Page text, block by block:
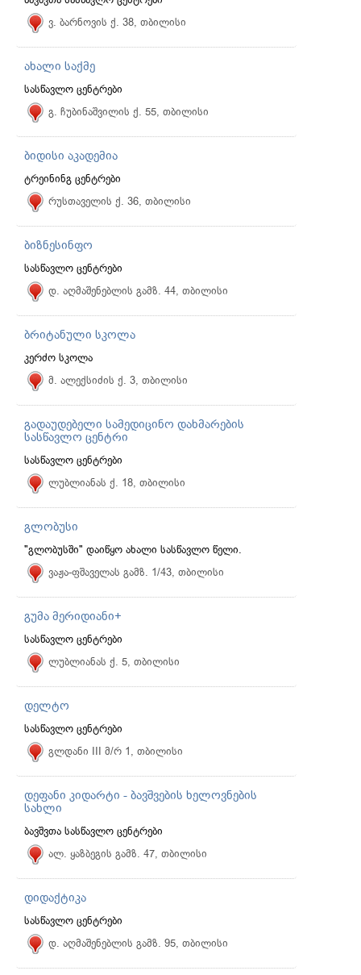
ვ. ბარნოვის ქ. 38, თბილისი
ახალი საქმე
სასწავლო ცენტრები
გ. ჩუბინაშვილის ქ. 55, თბილისი
ბიდისი აკადემია
ტრეინინგ ცენტრები
რუსთაველის ქ. 36, თბილისი
ბიზნესინფო
სასწავლო ცენტრები
დ. აღმაშენებლის გამზ. 44, თბილისი
ბრიტანული სკოლა
კერძო სკოლა
მ. ალექსიძის ქ. 3, თბილისი
გადაუდებელი სამედიცინო დახმარების
სასწავლო ცენტრი
სასწავლო ცენტრები
ლუბლიანას ქ. 18, თბილისი
გლობუსი
"გლობუსში" დაიწყო ახალი სასწავლო წელი.
ვაჟა-ფშაველას გამზ. 1/43, თბილისი
გუმა მერიდიანი+
სასწავლო ცენტრები
ლუბლიანას ქ. 5, თბილისი
დელტო
სასწავლო ცენტრები
გლდანი III მ/რ 1, თბილისი
დეფანი კიდარტი - ბავშვების ხელოვნების
სახლი
ბავშვთა სასწავლო ცენტრები
ალ. ყაზბეგის გამზ. 47, თბილისი
დიდაქტიკა
სასწავლო ცენტრები
დ. აღმაშენებლის გამზ. 95, თბილისი